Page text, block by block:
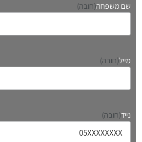
פ
ט
שם משפחה(חובה)
מייל(חובה)
נייד(חובה)